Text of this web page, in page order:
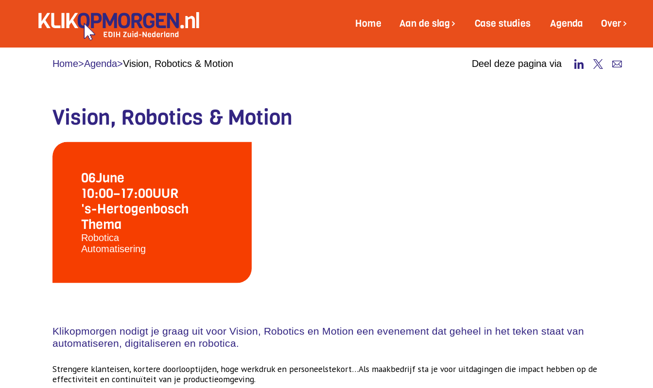
Home Aan de slag Case studies Agenda Over
Home>Agenda>Vision, Robotics & Motion Deel deze pagina via
Vision, Robotics & Motion
06June
10:00–17:00UUR
's-Hertogenbosch
Thema
Robotica
Automatisering
Klikopmorgen nodigt je graag uit voor Vision, Robotics en Motion een evenement dat geheel in het teken staat van
automatiseren, digitaliseren en robotica.
Strengere klanteisen, kortere doorlooptijden, hoge werkdruk en personeelstekort…Als maakbedrijf sta je voor uitdagingen die impact hebben op de
effectiviteit en continuïteit van je productieomgeving.